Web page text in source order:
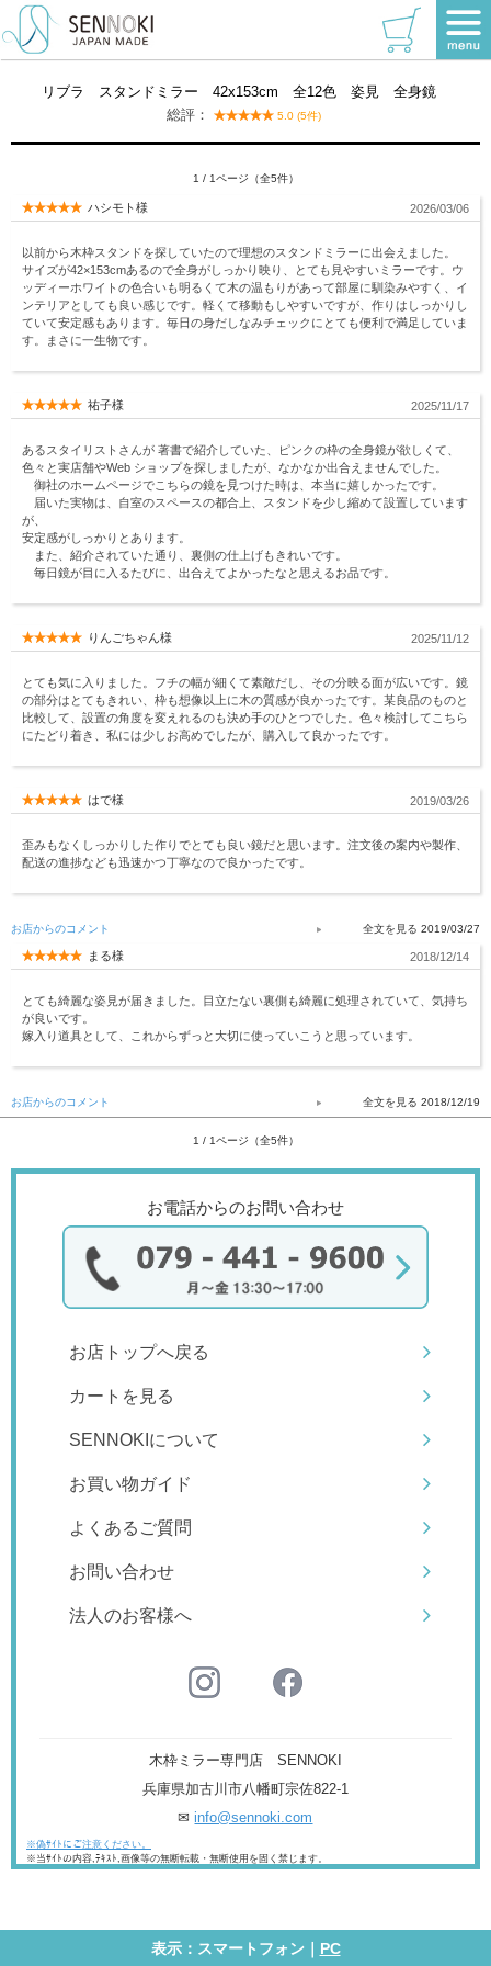
リブラ スタンドミラー 42x153cm 全12色 姿見 全身鏡
総評：
5.0 (5件)
1 / 1ページ（全5件）
ハシモト様 2026/03/06
以前から木枠スタンドを探していたので理想のスタンドミラーに出会えました。
サイズが42×153cmあるので全身がしっかり映り、とても見やすいミラーです。ウ
ッディーホワイトの色合いも明るくて木の温もりがあって部屋に馴染みやすく、イ
ンテリアとしても良い感じです。軽くて移動もしやすいですが、作りはしっかりし
ていて安定感もあります。毎日の身だしなみチェックにとても便利で満足していま
す。まさに一生物です。
祐子様 2025/11/17
あるスタイリストさんが 著書で紹介していた、ピンクの枠の全身鏡が欲しくて、
色々と実店舗やWeb ショップを探しましたが、なかなか出合えませんでした。
御社のホームページでこちらの鏡を見つけた時は、本当に嬉しかったです。
届いた実物は、自室のスペースの都合上、スタンドを少し縮めて設置しています
が、
安定感がしっかりとあります。
また、紹介されていた通り、裏側の仕上げもきれいです。
毎日鏡が目に入るたびに、出合えてよかったなと思えるお品です。
りんごちゃん様 2025/11/12
とても気に入りました。フチの幅が細くて素敵だし、その分映る面が広いです。鏡
の部分はとてもきれい、枠も想像以上に木の質感が良かったです。某良品のものと
比較して、設置の角度を変えれるのも決め手のひとつでした。色々検討してこちら
にたどり着き、私には少しお高めでしたが、購入して良かったです。
はで様 2019/03/26
歪みもなくしっかりした作りでとても良い鏡だと思います。注文後の案内や製作、
配送の進捗なども迅速かつ丁寧なので良かったです。
お店からのコメント 2019/03/27
まる様 2018/12/14
とても綺麗な姿見が届きました。目立たない裏側も綺麗に処理されていて、気持ち
が良いです。
嫁入り道具として、これからずっと大切に使っていこうと思っています。
お店からのコメント 2018/12/19
1 / 1ページ（全5件）
お電話からのお問い合わせ
お店トップへ戻る
カートを見る
SENNOKIについて
お買い物ガイド
よくあるご質問
お問い合わせ
法人のお客様へ
木枠ミラー専門店 SENNOKI
兵庫県加古川市八幡町宗佐822-1
✉info@sennoki.com
※偽ｻｲﾄにご注意ください。
※当ｻｲﾄの内容,ﾃｷｽﾄ,画像等の無断転載・無断使用を固く禁じます。
表示：スマートフォン｜ PC